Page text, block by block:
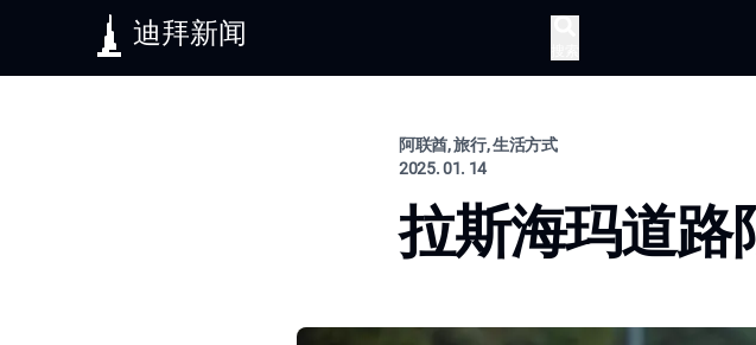
迪拜新闻
阿联酋, 旅行, 生活方式
2025. 01. 14
拉斯海玛道路